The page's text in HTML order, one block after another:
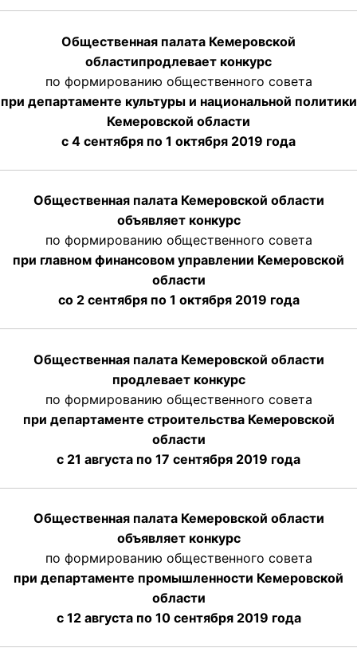
Общественная палата Кемеровской
областипродлевает конкурс
по формированию общественного совета
при департаменте культуры и национальной политики
Кемеровской области
с 4 сентября по 1 октября 2019 года
Общественная палата Кемеровской области
объявляет конкурс
по формированию общественного совета
при главном финансовом управлении Кемеровской
области
со 2 сентября по 1 октября 2019 года
Общественная палата Кемеровской области
продлевает конкурс
по формированию общественного совета
при департаменте строительства Кемеровской
области
с 21 августа по 17 сентября 2019 года
Общественная палата Кемеровской области
объявляет конкурс
по формированию общественного совета
при департаменте промышленности Кемеровской
области
с 12 августа по 10 сентября 2019 года